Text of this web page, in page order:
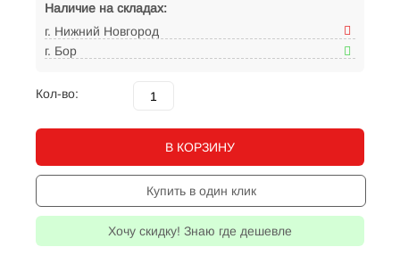
Наличие на складах:
г. Нижний Новгород
г. Бор
Кол-во:
В КОРЗИНУ
Купить в один клик
Хочу скидку! Знаю где дешевле